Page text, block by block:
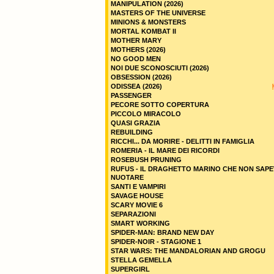
MANIPULATION (2026)
MASTERS OF THE UNIVERSE
MINIONS & MONSTERS
MORTAL KOMBAT II
MOTHER MARY
MOTHERS (2026)
NO GOOD MEN
NOI DUE SCONOSCIUTI (2026)
OBSESSION (2026)
ODISSEA (2026)
PASSENGER
PECORE SOTTO COPERTURA
PICCOLO MIRACOLO
QUASI GRAZIA
REBUILDING
RICCHI... DA MORIRE - DELITTI IN FAMIGLIA
ROMERIA - IL MARE DEI RICORDI
ROSEBUSH PRUNING
RUFUS - IL DRAGHETTO MARINO CHE NON
NUOTARE
SANTI E VAMPIRI
SAVAGE HOUSE
SCARY MOVIE 6
SEPARAZIONI
SMART WORKING
SPIDER-MAN: BRAND NEW DAY
SPIDER-NOIR - STAGIONE 1
STAR WARS: THE MANDALORIAN AND GROGU
STELLA GEMELLA
SUPERGIRL